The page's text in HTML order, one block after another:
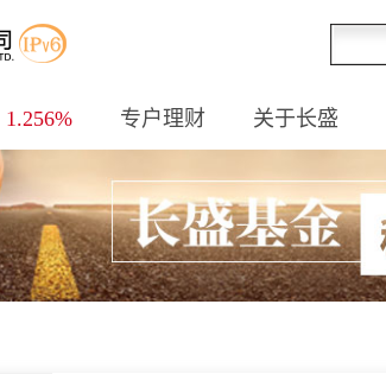
1.256% 专户理财 关于长盛